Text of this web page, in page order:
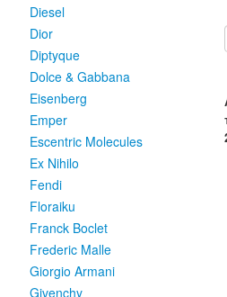
Diesel
Dior
Diptyque
Dolce & Gabbana
Eisenberg
Emper
Escentric Molecules
Ex Nihilo
Fendi
Floraiku
Franck Boclet
Frederic Malle
Giorgio Armani
Givenchy